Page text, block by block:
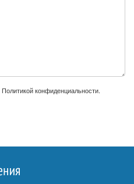
Политикой конфиденциальности.